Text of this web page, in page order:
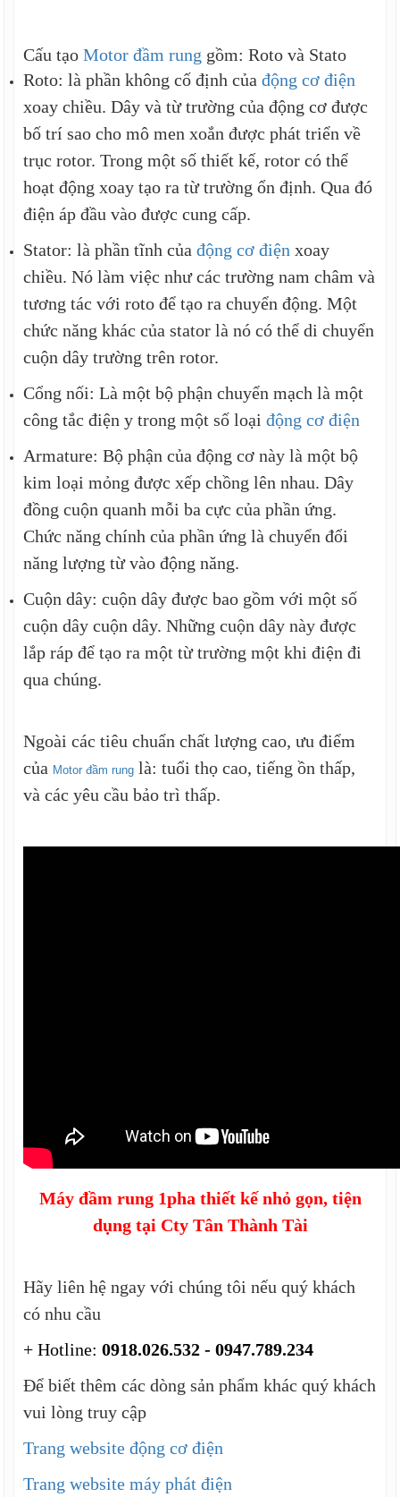
Cấu tạoMotor đầm rung gồm: Roto và Stato
Roto: là phần không cố định củađộng cơ điện
xoay chiều. Dây và từ trường của động cơ được
bố trí sao cho mô men xoắn được phát triển về
trục rotor. Trong một số thiết kế, rotor có thể
hoạt động xoay tạo ra từ trường ổn định. Qua đó
điện áp đầu vào được cung cấp.
Stator: là phần tĩnh củađộng cơ điện xoay
chiều. Nó làm việc như các trường nam châm và
tương tác với roto để tạo ra chuyển động. Một
chức năng khác của stator là nó có thể di chuyển
cuộn dây trường trên rotor.
Cổng nối: Là một bộ phận chuyển mạch là một
công tắc điện y trong một số loạiđộng cơ điện
Armature: Bộ phận của động cơ này là một bộ
kim loại mỏng được xếp chồng lên nhau. Dây
đồng cuộn quanh mỗi ba cực của phần ứng.
Chức năng chính của phần ứng là chuyển đổi
năng lượng từ vào động năng.
Cuộn dây: cuộn dây được bao gồm với một số
cuộn dây cuộn dây. Những cuộn dây này được
lắp ráp để tạo ra một từ trường một khi điện đi
qua chúng.
Ngoài các tiêu chuẩn chất lượng cao, ưu điểm
của Motor đầm rung là: tuổi thọ cao, tiếng ồn thấp,
và các yêu cầu bảo trì thấp.
Máy đầm rung 1pha thiết kế nhỏ gọn, tiện
dụng tại Cty Tân Thành Tài
Hãy liên hệ ngay với chúng tôi nếu quý khách
có nhu cầu
+ Hotline: 0918.026.532 - 0947.789.234
Để biết thêm các dòng sản phẩm khác quý khách
vui lòng truy cập
Trang website động cơ điện
Trang website máy phát điện